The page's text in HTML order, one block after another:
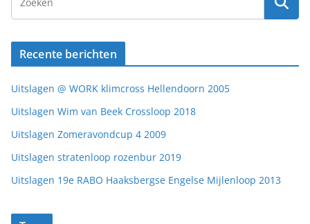
Recente berichten
Uitslagen @ WORK klimcross Hellendoorn 2005
Uitslagen Wim van Beek Crossloop 2018
Uitslagen Zomeravondcup 4 2009
Uitslagen stratenloop rozenbur 2019
Uitslagen 19e RABO Haaksbergse Engelse Mijlenloop 2013